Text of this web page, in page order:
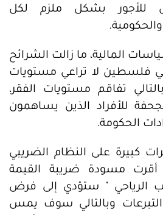
للأجور بشكل ملزم لكل
المالية، ما زالت الشرائح
فلسطين لا تراعي مستويات
تفاقم مستويات الفقر،
للأفراد الذين يساهمون
الحكومة.
كبيرة على النظام الضريبي
إذا أقرت مسودة ضريبة القيمة
الرياحي " ستؤدي إلى فرض
وبالتالي سوف يمس